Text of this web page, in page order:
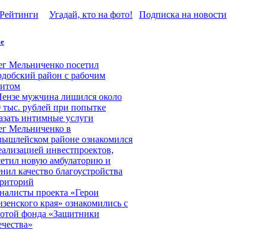
Рейтинги Угадай, кто на фото! Подписка на новости
Мельниченко посетил
район с рабочим
мужчина лишился около
тыс. рублей при попытке
интимные услуги
Мельниченко в
районе ознакомился
инвестпроектов,
новую амбулаторию и
качество благоустройства
проекта «Герои
края» ознакомились с
фонда «Защитники